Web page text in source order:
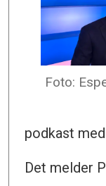
Foto:
podkast
Det melder